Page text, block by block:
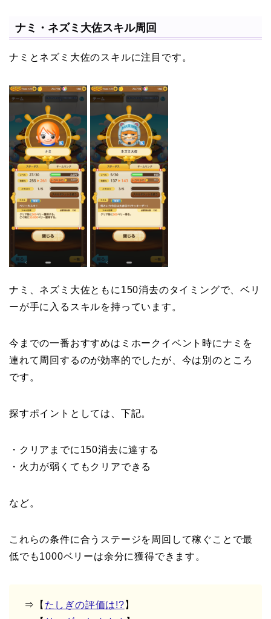
ナミ・ネズミ大佐スキル周回
ナミとネズミ大佐のスキルに注目です。
ナミ、ネズミ大佐ともに150消去のタイミングで、ベリ
ーが手に入るスキルを持っています。
今までの一番おすすめはミホークイベント時にナミを
連れて周回するのが効率的でしたが、今は別のところ
です。
探すポイントとしては、下記。
・クリアまでに150消去に達する
・火力が弱くてもクリアできる
など。
これらの条件に合うステージを周回して稼ぐことで最
低でも1000ベリーは余分に獲得できます。
⇒【 たしぎの評価は!? 】